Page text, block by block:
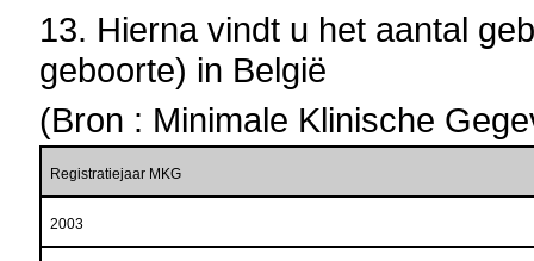
13. Hierna vindt u het aantal
geboorte) in België
(Bron : Minimale Klinische
Registratiejaar MKG
2003